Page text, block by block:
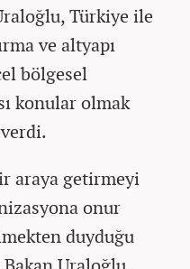
Türkiye ile
ve altyapı
bölgesel
konular olmak
araya getirmeyi
onur
duyduğu